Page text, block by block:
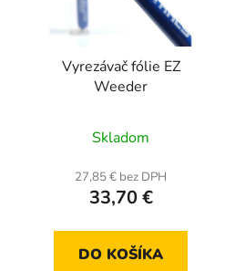
Vyrezávač fólie EZ
Weeder
Skladom
27,85 € bez DPH
33,70 €
DO KOŠÍKA